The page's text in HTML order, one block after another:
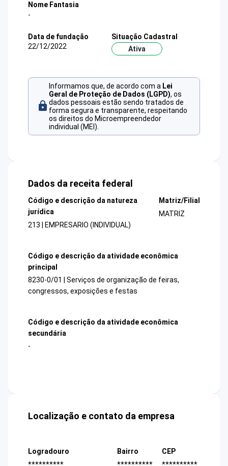
Nome Fantasia
-
Data de fundação
22/12/2022
Situação Cadastral
Ativa
Informamos que, de acordo com a Lei
Geral de Proteção de Dados (LGPD), os
dados pessoais estão sendo tratados de
forma segura e transparente, respeitando
os direitos do Microempreendedor
individual (MEI).
Dados da receita federal
Código e descrição da natureza
jurídica
213 | EMPRESARIO (INDIVIDUAL)
Matriz/Filial
MATRIZ
Código e descrição da atividade econômica
principal
8230-0/01 | Serviços de organização de feiras,
congressos, exposições e festas
Código e descrição da atividade econômica
secundária
-
Localização e contato da empresa
Logradouro
**********
Bairro
**********
CEP
**********